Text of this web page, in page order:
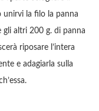
unirvi la filo la panna
gli altri 200 g. di panna
riposare l’intera
e adagiarla sulla